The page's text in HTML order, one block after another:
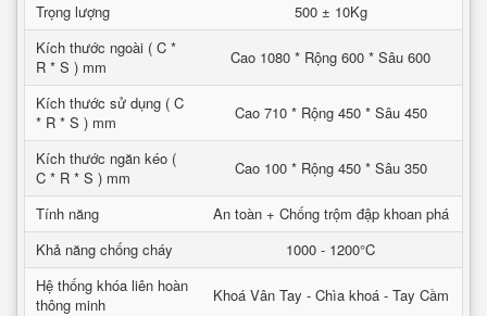
Trọng lượng
500 ± 10Kg
Kích thước ngoài ( C *
R * S ) mm
Cao 1080 * Rộng 600 * Sâu 600
Kích thước sử dụng ( C
* R * S ) mm
Cao 710 * Rộng 450 * Sâu 450
Kích thước ngăn kéo (
C * R * S ) mm
Cao 100 * Rộng 450 * Sâu 350
Tính năng
An toàn + Chống trộm đập khoan phá
Khả năng chống cháy
1000 - 1200°C
Hệ thống khóa liên hoàn
thông minh
Khoá Vân Tay - Chìa khoá - Tay Cầm